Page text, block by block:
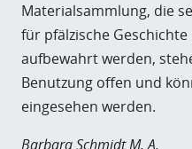
Materialsammlung, die
für pfälzische
aufbewahrt werden,
Benutzung offen und
eingesehen werden.
Barbara Schmidt M. A.